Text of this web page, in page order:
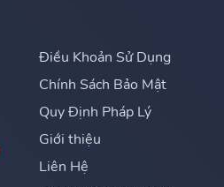
Điều Khoản Sử Dụng
Chính Sách Bảo Mật
Quy Định Pháp Lý
Giới thiệu
Liên Hệ